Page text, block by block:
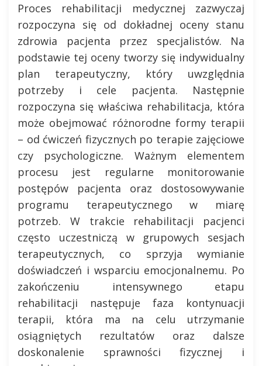
Proces rehabilitacji medycznej zazwyczaj
rozpoczyna się od dokładnej oceny stanu
zdrowia pacjenta przez specjalistów. Na
podstawie tej oceny tworzy się indywidualny
plan terapeutyczny, który uwzględnia
potrzeby i cele pacjenta. Następnie
rozpoczyna się właściwa rehabilitacja, która
może obejmować różnorodne formy terapii
– od ćwiczeń fizycznych po terapie zajęciowe
czy psychologiczne. Ważnym elementem
procesu jest regularne monitorowanie
postępów pacjenta oraz dostosowywanie
programu terapeutycznego w miarę
potrzeb. W trakcie rehabilitacji pacjenci
często uczestniczą w grupowych sesjach
terapeutycznych, co sprzyja wymianie
doświadczeń i wsparciu emocjonalnemu. Po
zakończeniu intensywnego etapu
rehabilitacji następuje faza kontynuacji
terapii, która ma na celu utrzymanie
osiągniętych rezultatów oraz dalsze
doskonalenie sprawności fizycznej i